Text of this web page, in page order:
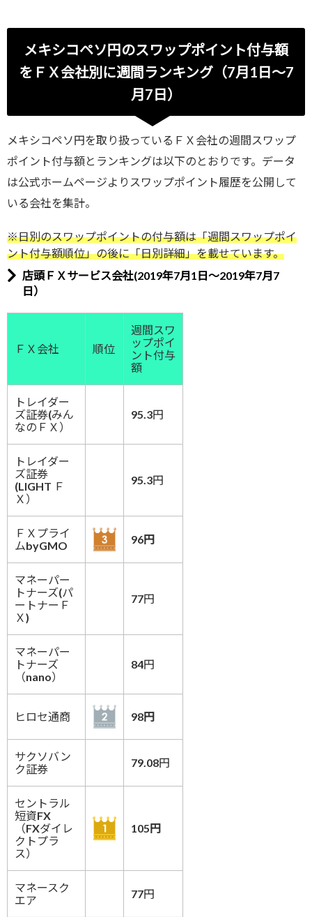
メキシコペソ円のスワップポイント付与額
をＦＸ会社別に週間ランキング（7月1日～7
月7日）
メキシコペソ円を取り扱っているＦＸ会社の週間スワップ
ポイント付与額とランキングは以下のとおりです。データ
は公式ホームページよりスワップポイント履歴を公開して
いる会社を集計。
※日別のスワップポイントの付与額は「週間スワップポイ
ント付与額順位」の後に「日別詳細」を載せています。
店頭ＦＸサービス会社(2019年7月1日～2019年7月7
日）
ＦＸ会社 順位
週間スワ
ップポイ
ント付与
額
トレイダー
ズ証券(みん
なのＦＸ）
95.3円
トレイダー
ズ証券
(LIGHT Ｆ
Ｘ）
95.3円
ＦＸプライ
ムbyGMO
96円
マネーパー
トナーズ(パ
ートナーＦ
Ｘ)
77円
マネーパー
トナーズ
（nano）
84円
ヒロセ通商 98円
サクソバン
ク証券
79.08円
セントラル
短資FX
（FXダイレ
クトプラ
ス）
105円
マネースク
エア
77円